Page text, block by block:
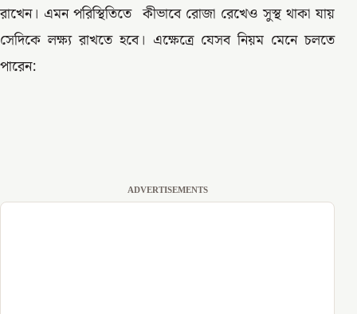
রাখেন। এমন পরিস্থিতিতে কীভাবে রোজা রেখেও সুস্থ থাকা যায়
সেদিকে লক্ষ্য রাখতে হবে। এক্ষেত্রে যেসব নিয়ম মেনে চলতে
পারেন:
ADVERTISEMENTS